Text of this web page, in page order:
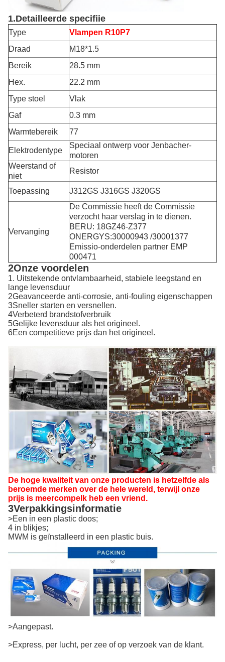
1.Detailleerde specifiie
Type
Vlampen R10P7
Draad
M18*1.5
Bereik
28.5 mm
Hex.
22.2 mm
Type stoel
Vlak
Gaf
0.3 mm
Warmtebereik
77
Elektrodentype
Speciaal ontwerp voor Jenbacher-
motoren
Weerstand of
niet
Resistor
Toepassing J312GS J316GS J320GS
Vervanging
De Commissie heeft de Commissie
verzocht haar verslag in te dienen.
BERU: 18GZ46-Z377
ONERGYS:30000943 /30001377
Emissio-onderdelen partner EMP
000471
2Onze voordelen
1. Uitstekende ontvlambaarheid, stabiele leegstand en
lange levensduur
2Geavanceerde anti-corrosie, anti-fouling eigenschappen
3Sneller starten en versnellen.
4Verbeterd brandstofverbruik
5Gelijke levensduur als het origineel.
6Een competitieve prijs dan het origineel.
De hoge kwaliteit van onze producten is hetzelfde als
beroemde merken over de hele wereld, terwijl onze
prijs is meercompe Ik heb een vriend.
3Verpakkingsinformatie
>Een in een plastic doos;
4 in blikjes;
MWM is geïnstalleerd in een plastic buis.
>Aangepast.
>Express, per lucht, per zee of op verzoek van de klant.